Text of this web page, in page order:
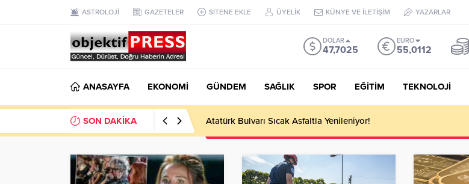
ASTROLOJİ GAZETELER SİTENE EKLE ÜYELİK KÜNYE VE İLETİŞİM YAZARLAR
DOLAR
47,7025
EURO
55,0112
ANASAYFA EKONOMİ GÜNDEM SAĞLIK SPOR EĞİTİM TEKNOLOJİ
SON DAKİKA Atatürk Bulvarı Sıcak Asfaltla Yenileniyor!